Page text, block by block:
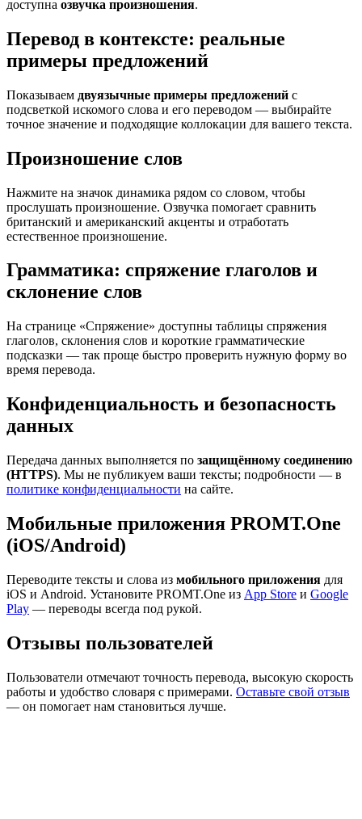
доступна озвучка произношения.
Перевод в контексте: реальные
примеры предложений
Показываем двуязычные примеры предложений с
подсветкой искомого слова и его переводом — выбирайте
точное значение и подходящие коллокации для вашего текста.
Произношение слов
Нажмите на значок динамика рядом со словом, чтобы
прослушать произношение. Озвучка помогает сравнить
британский и американский акценты и отработать
естественное произношение.
Грамматика: спряжение глаголов и
склонение слов
На странице «Спряжение» доступны таблицы спряжения
глаголов, склонения слов и короткие грамматические
подсказки — так проще быстро проверить нужную форму во
время перевода.
Конфиденциальность и безопасность
данных
Передача данных выполняется по защищённому соединению
(HTTPS). Мы не публикуем ваши тексты; подробности — в
политике конфиденциальности на сайте.
Мобильные приложения PROMT.One
(iOS/Android)
Переводите тексты и слова из мобильного приложения для
iOS и Android. Установите PROMT.One из App Store и Google
Play — переводы всегда под рукой.
Отзывы пользователей
Пользователи отмечают точность перевода, высокую скорость
работы и удобство словаря с примерами. Оставьте свой отзыв
— он помогает нам становиться лучше.